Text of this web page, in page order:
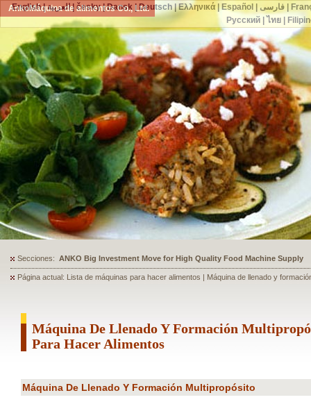
AnkoMáquina de alimentos Co., Ltd.
Secciones: ANKO's Food Processing Equipment Assists a Shoe Seller to Start
Página actual: Lista de máquinas para hacer alimentos | Máquina de llenado y
Máquina De Llenado Y Formación
Para Hacer Alimentos
Máquina De Llenado Y Formación Multipropósito
English|العربية| česky|Dansk| Deutsch|Ελληνικά|Español فارسی|
Русский| ไทย|